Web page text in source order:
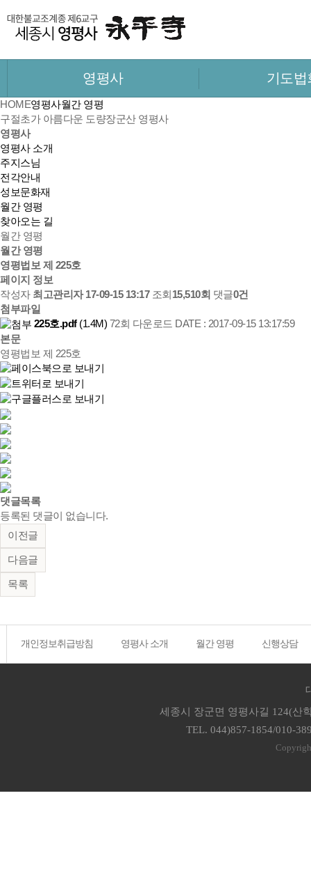
영평사 기도법
HOME영평사월간 영평
구절초가 아름다운 도량장군산 영평사
영평사
영평사 소개
주지스님
전각안내
성보문화재
월간 영평
찾아오는 길
월간 영평
월간 영평
영평법보 제 225호
페이지 정보
작성자 최고관리자 17-09-15 13:17조회 15,510회 댓글0건
첨부파일
225호.pdf(1.4M) 72회 다운로드 DATE : 2017-09-15 13:17:59
본문
영평법보 제 225호
댓글목록
등록된 댓글이 없습니다.
이전글
다음글
목록
개인정보취급방침 영평사 소개 월간 영평 신행상담
세종시 장군면 영평사길 124(산
TEL. 044)857-1854/010-